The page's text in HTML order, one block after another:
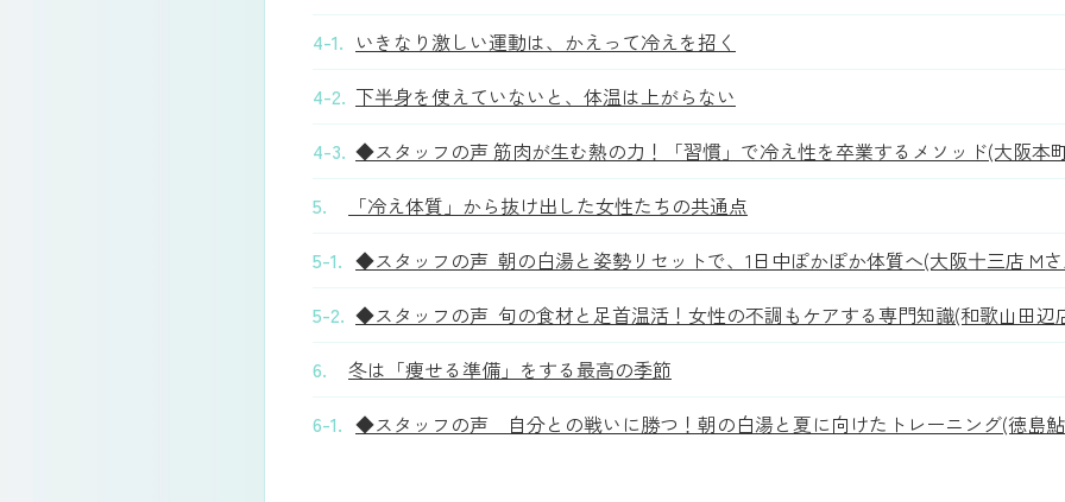
4-1. いきなり激しい運動は、かえって冷えを招く
4-2. 下半身を使えていないと、体温は上がらない
4-3. ◆スタッフの声 筋肉が生む熱の力！「習慣」で冷え性を卒業するメソッド(大阪本
5.
「冷え体質」から抜け出した女性たちの共通点
5-1. ◆スタッフの声 朝の白湯と姿勢リセットで、1日中ぽかぽか体質へ(大阪十三店 M
5-2. ◆スタッフの声 旬の食材と足首温活！女性の不調もケアする専門知識(和歌山田辺
6.
冬は「痩せる準備」をする最高の季節
6-1. ◆スタッフの声 自分との戦いに勝つ！朝の白湯と夏に向けたトレーニング(徳島